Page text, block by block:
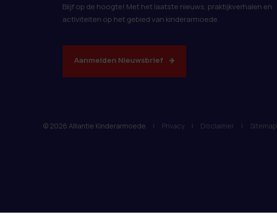
Blijf op de hoogte! Met het laatste nieuws, praktijkverhalen en
activiteiten op het gebied van kinderarmoede.
Aanmelden Nieuwsbrief
© 2026 Alliantie Kinderarmoede | Privacy | Disclaimer | Sitemap